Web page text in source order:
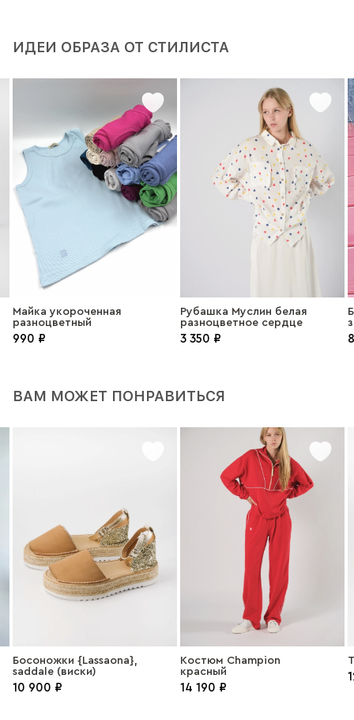
ИДЕИ ОБРАЗА ОТ СТИЛИСТА
Майка укороченная
разноцветный
990 ₽
Рубашка Mуслин белая
разноцветное сердце
3 350 ₽
ВАМ МОЖЕТ ПОНРАВИТЬСЯ
Босоножки {Lassaona},
saddale (виски)
10 900 ₽
Костюм Champion
красный
14 190 ₽